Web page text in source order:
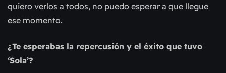
quiero verlos a todos, no puedo esperar a que llegue
ese momento.
¿Te esperabas la repercusión y el éxito que tuvo
‘Sola’?